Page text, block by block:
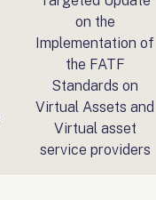
on the
Implementation of
the FATF
Standards on
Virtual Assets and
Virtual asset
service providers